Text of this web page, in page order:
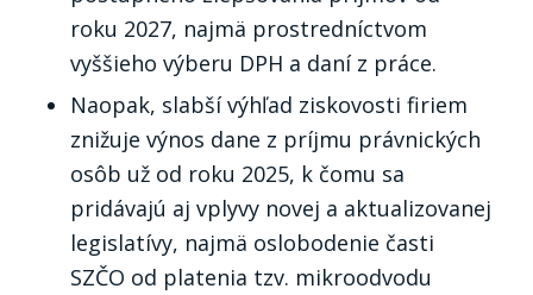
roku 2027, najmä prostredníctvom
vyššieho výberu DPH a daní z práce.
Naopak, slabší výhľad ziskovosti firiem
znižuje výnos dane z príjmu právnických
osôb už od roku 2025, k čomu sa
pridávajú aj vplyvy novej a aktualizovanej
legislatívy, najmä oslobodenie časti
SZČO od platenia tzv. mikroodvodu